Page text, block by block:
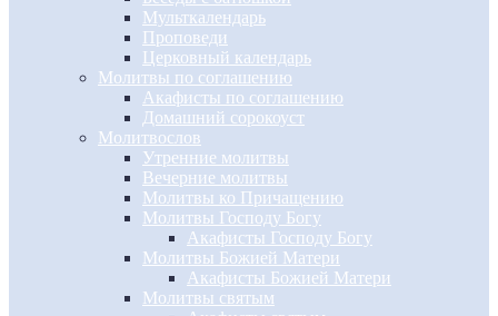
Мульткалендарь
Проповеди
Церковный календарь
Молитвы по соглашению
Акафисты по соглашению
Домашний сорокоуст
Молитвослов
Утренние молитвы
Вечерние молитвы
Молитвы ко Причащению
Молитвы Господу Богу
Акафисты Господу Богу
Молитвы Божией Матери
Акафисты Божией Матери
Молитвы святым